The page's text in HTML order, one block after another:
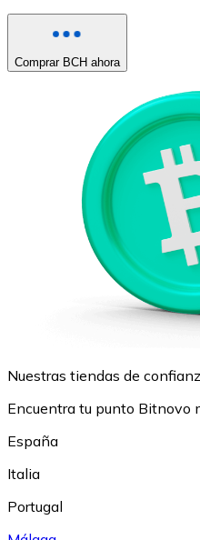
Comprar BCH ahora
Nuestras tiendas de
Encuentra tu punto Bitnovo
España
Italia
Portugal